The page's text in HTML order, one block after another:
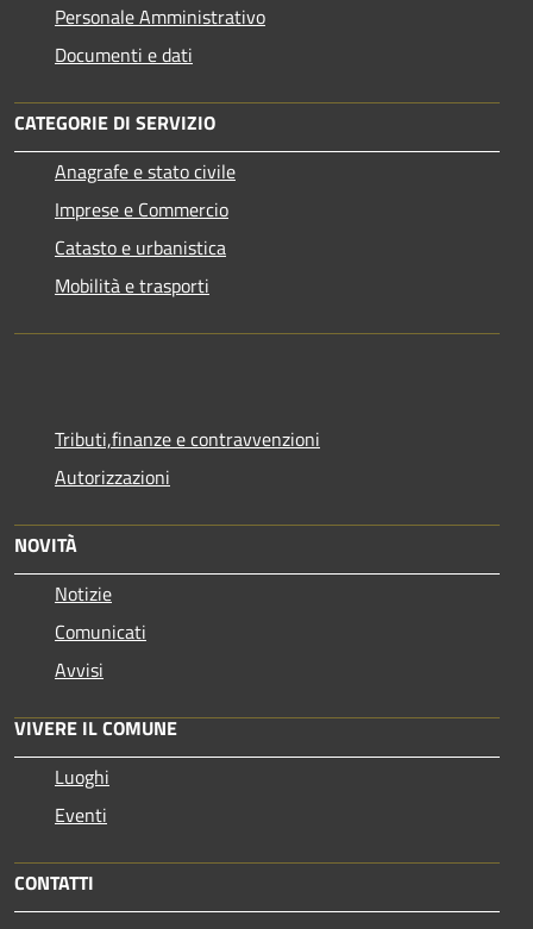
Personale Amministrativo
Documenti e dati
CATEGORIE DI SERVIZIO
Anagrafe e stato civile
Imprese e Commercio
Catasto e urbanistica
Mobilità e trasporti
Tributi,finanze e contravvenzioni
Autorizzazioni
NOVITÀ
Notizie
Comunicati
Avvisi
VIVERE IL COMUNE
Luoghi
Eventi
CONTATTI